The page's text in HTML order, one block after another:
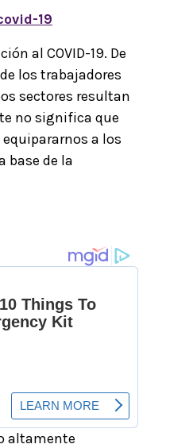
19
al COVID-19. De
los trabajadores
sectores resultan
no significa que
a los
base de la
altamente